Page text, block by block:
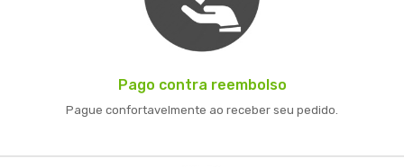
Pago contra reembolso
Pague confortavelmente ao receber seu pedido.